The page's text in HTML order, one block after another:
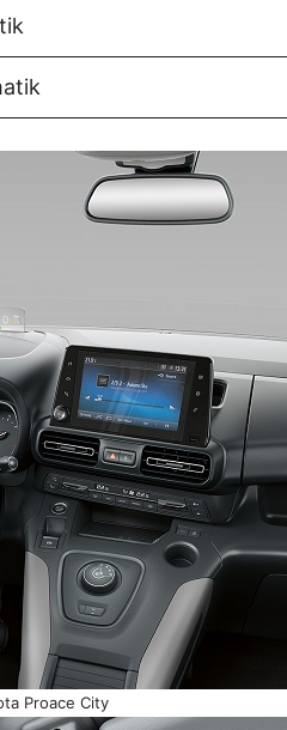
Proace City